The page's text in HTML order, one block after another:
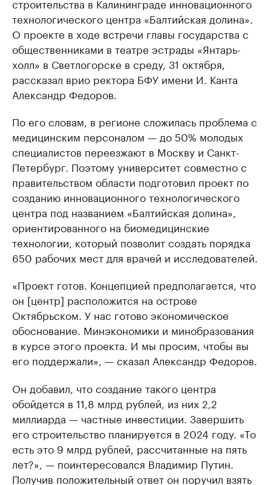
технологического центра «Балтийская долина».
О проекте в ходе встречи главы государства с
общественниками в театре эстрады «Янтарь-
холл» в Светлогорске в среду, 31 октября,
рассказал врио ректора БФУ имени И. Канта
Александр Федоров.
По его словам, в регионе сложилась проблема с
медицинским персоналом — до 50% молодых
специалистов переезжают в Москву и Санкт-
Петербург. Поэтому университет совместно с
правительством области подготовил проект по
созданию инновационного технологического
центра под названием «Балтийская долина»,
ориентированного на биомедицинские
технологии, который позволит создать порядка
650 рабочих мест для врачей и исследователей.
«Проект готов. Концепцией предполагается, что
он [центр] расположится на острове
Октябрьском. У нас готово экономическое
обоснование. Минэкономики и минобразования
в курсе этого проекта. И мы просим, чтобы вы
его поддержали», — сказал Александр Федоров.
Он добавил, что создание такого центра
обойдется в 11,8 млрд рублей, из них 2,2
миллиарда — частные инвестиции. Завершить
его строительство планируется в 2024 году. «То
есть это 9 млрд рублей, рассчитанные на пять
лет?», — поинтересовался Владимир Путин.
Получив положительный ответ он поручил взять